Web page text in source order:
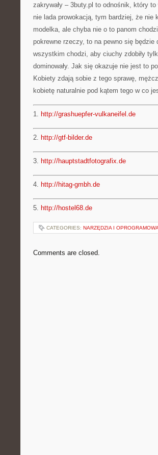
zakrywały – 3buty.pl to odnośnik, który
nie lada prowokacją, tym bardziej, że nie
modelka, ale chyba nie o to panom
pokrewne rzeczy, to na pewno się
wszystkim chodzi, aby ciuchy zdobiły
dominowały. Jak się okazuje nie jest to
Kobiety zdają sobie z tego sprawę,
kobietę naturalnie pod kątem tego w co
1. http://grashuepfer-vulkaneifel.de
2. http://gtf-bilder.de
3. http://hauptstadtfotografix.de
4. http://hitag-gmbh.de
5. http://hostel68.de
CATEGORIES: NARZĘDZIA I
Comments are closed.